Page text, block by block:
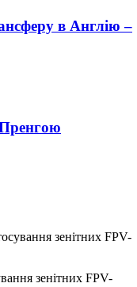
в Англію –
зенітних FPV-